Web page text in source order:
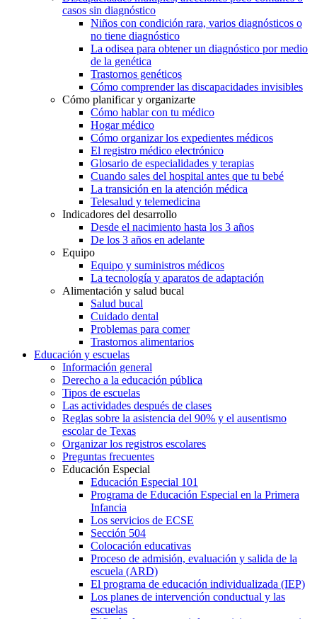
casos sin diagnóstico
Niños con condición rara, varios diagnósticos o
no tiene diagnóstico
La odisea para obtener un diagnóstico por medio
de la genética
Trastornos genéticos
Cómo comprender las discapacidades invisibles
Cómo planificar y organizarte
Cómo hablar con tu médico
Hogar médico
Cómo organizar los expedientes médicos
El registro médico electrónico
Glosario de especialidades y terapias
Cuando sales del hospital antes que tu bebé
La transición en la atención médica
Telesalud y telemedicina
Indicadores del desarrollo
Desde el nacimiento hasta los 3 años
De los 3 años en adelante
Equipo
Equipo y suministros médicos
La tecnología y aparatos de adaptación
Alimentación y salud bucal
Salud bucal
Cuidado dental
Problemas para comer
Trastornos alimentarios
Educación y escuelas
Información general
Derecho a la educación pública
Tipos de escuelas
Las actividades después de clases
Reglas sobre la asistencia del 90% y el ausentismo
escolar de Texas
Organizar los registros escolares
Preguntas frecuentes
Educación Especial
Educación Especial 101
Programa de Educación Especial en la Primera
Infancia
Los servicios de ECSE
Sección 504
Colocación educativas
Proceso de admisión, evaluación y salida de la
escuela (ARD)
El programa de educación individualizada (IEP)
Los planes de intervención conductual y las
escuelas